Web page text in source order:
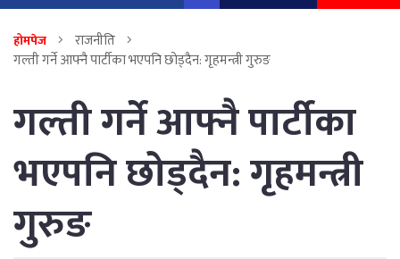
होमपेज
राजनीति
गल्ती गर्ने आफ्नै पार्टीका भएपनि छोड्दैन: गृहमन्त्री गुरुङ
गल्ती गर्ने आफ्नै पार्टीका
भएपनि छोड्दैन: गृहमन्त्री
गुरुङ